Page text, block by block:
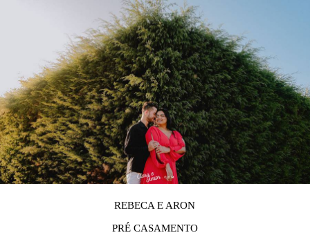
REBECA E ARON
PRÉ CASAMENTO